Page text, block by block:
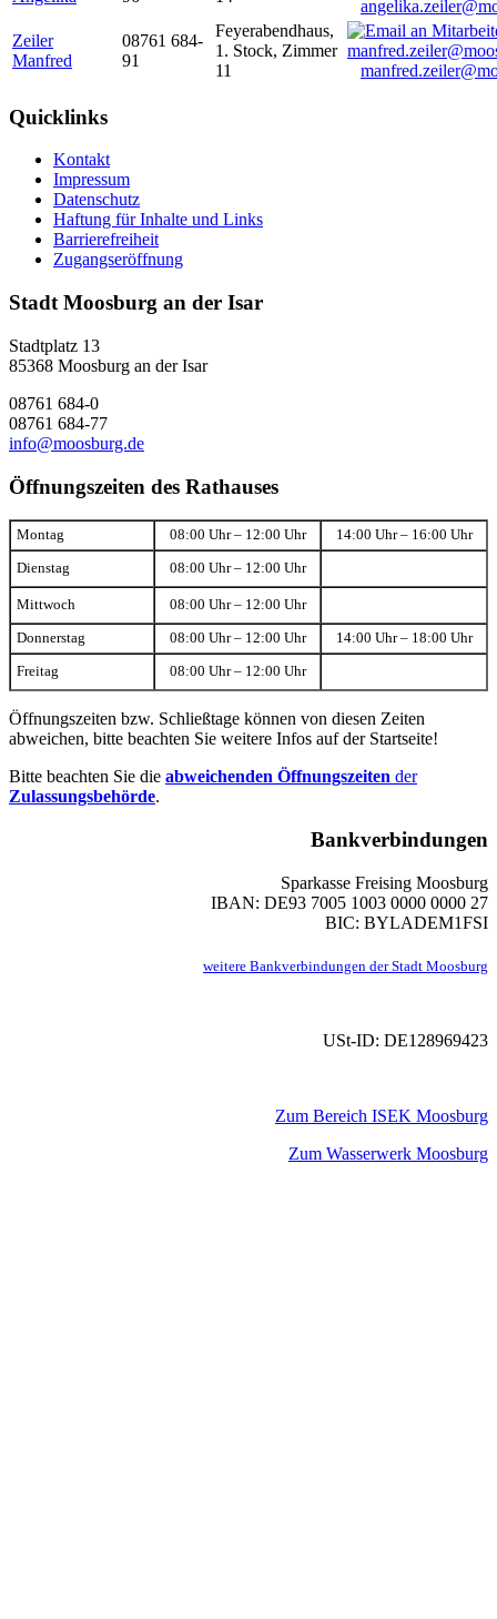
Zeiler
Manfred
08761 684-
91
Feyerabendhaus,
1. Stock, Zimmer
11
Quicklinks
Kontakt
Impressum
Datenschutz
Haftung für Inhalte und Links
Barrierefreiheit
Zugangseröffnung
Stadt Moosburg an der Isar
Stadtplatz 13
85368 Moosburg an der Isar
08761 684-0
08761 684-77
info@moosburg.de
Öffnungszeiten des Rathauses
Montag 08:00 Uhr – 12:00 Uhr 14:00 Uhr – 16:00 Uhr
Dienstag 08:00 Uhr – 12:00 Uhr
Mittwoch 08:00 Uhr – 12:00 Uhr
Donnerstag 08:00 Uhr – 12:00 Uhr 14:00 Uhr – 18:00 Uhr
Freitag 08:00 Uhr – 12:00 Uhr
Öffnungszeiten bzw. Schließtage können von diesen Zeiten
abweichen, bitte beachten Sie weitere Infos auf der Startseite!
Bitte beachten Sie die abweichenden Öffnungszeiten der
Zulassungsbehörde.
Bankverbindungen
Sparkasse Freising Moosburg
IBAN: DE93 7005 1003 0000 0000 27
BIC: BYLADEM1FSI
weitere Bankverbindungen der Stadt Moosburg
USt-ID: DE128969423
Zum Bereich ISEK Moosburg
Zum Wasserwerk Moosburg